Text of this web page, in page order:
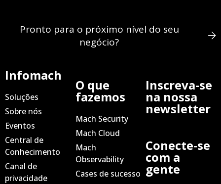
Pronto para o próximo nível do seu
negócio?
Infomach
Soluções
Sobre nós
Eventos
Central de
Conhecimento
Canal de
privacidade
O que
fazemos
Mach Security
Mach Cloud
Mach
Observability
Cases de sucesso
Inscreva-se
na nossa
newsletter
Conecte-se
com a
gente